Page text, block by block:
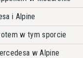
i Alpine
w tym sporcie
w Alpine